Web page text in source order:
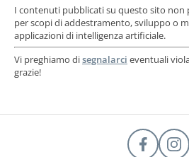
I contenuti pubblicati su questo sito non
per scopi di addestramento, sviluppo o
applicazioni di intelligenza artificiale.
Vi preghiamo disegnalarci eventuali
grazie!